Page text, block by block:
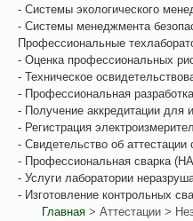
- Системы экологического
- Системы менеджмента
Профессиональные
- Оценка профессиональных
- Техническое
- Профессиональная
- Получение аккредитации для
- Регистрация
- Свидетельство об аттестации
- Профессиональная сварка
- Услуги лаборатории
- Изготовление контрольных
Главная > Аттестации >